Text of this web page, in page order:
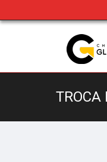
TROCA